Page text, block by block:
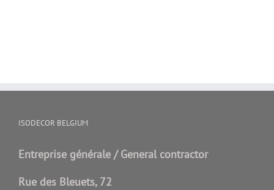
ISODECOR BELGIUM
Entreprise générale / General contractor
Rue des Bleuets, 72